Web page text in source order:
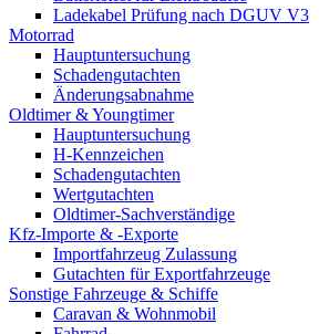
Ladekabel Prüfung nach DGUV V3
Motorrad
Hauptuntersuchung
Schadengutachten
Änderungsabnahme
Oldtimer & Youngtimer
Hauptuntersuchung
H-Kennzeichen
Schadengutachten
Wertgutachten
Oldtimer-Sachverständige
Kfz-Importe & -Exporte
Importfahrzeug Zulassung
Gutachten für Exportfahrzeuge
Sonstige Fahrzeuge & Schiffe
Caravan & Wohnmobil